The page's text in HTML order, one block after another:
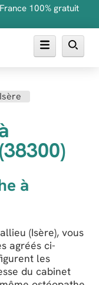
100% gratuit
Isère
à
(Isère), vous
agréés ci-
les
du cabinet